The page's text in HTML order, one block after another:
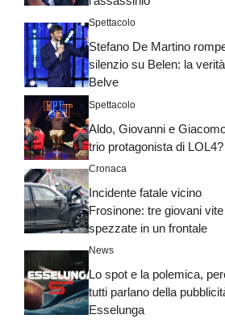
Spettacolo
Stefano De Martino
silenzio su Belen: la
Belve
Spettacolo
Aldo, Giovanni e
trio protagonista di LOL4?
Cronaca
Incidente fatale vicino
Frosinone: tre giovani vite
spezzate in un frontale
News
Lo spot e la polemica,
tutti parlano della
Esselunga